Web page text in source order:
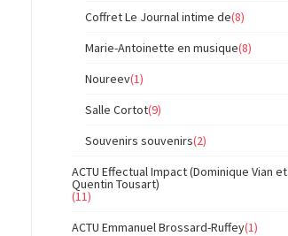
Coffret Le Journal intime de(8)
Marie-Antoinette en musique(8)
Noureev(1)
Salle Cortot(9)
Souvenirs souvenirs(2)
ACTU Effectual Impact (Dominique Vian et
Quentin Tousart)
(11)
ACTU Emmanuel Brossard-Ruffey(1)